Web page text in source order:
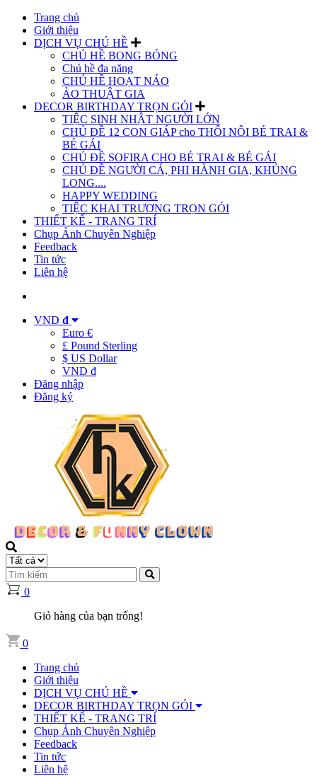
Trang chủ
Giới thiệu
DỊCH VỤ CHÚ HỀ
CHÚ HỀ BONG BÓNG
Chú hề đa năng
CHÚ HỀ HOẠT NÁO
ẢO THUẬT GIA
DECOR BIRTHDAY TRỌN GÓI
TIỆC SINH NHẬT NGƯỜI LỚN
CHỦ ĐỀ 12 CON GIÁP cho THÔI NÔI BÉ TRAI &
BÉ GÁI
CHỦ ĐỀ SOFIRA CHO BÉ TRAI & BÉ GÁI
CHỦ ĐỀ NGƯỜI CÁ, PHI HÀNH GIA, KHỦNG
LONG....
HAPPY WEDDING
TIỆC KHAI TRƯƠNG TRỌN GÓI
THIẾT KẾ - TRANG TRÍ
Chụp Ảnh Chuyên Nghiệp
Feedback
Tin tức
Liên hệ
VND đ
Euro €
£ Pound Sterling
$ US Dollar
VND đ
Đăng nhập
Đăng ký
0
Giỏ hàng của bạn trống!
0
Trang chủ
Giới thiệu
DỊCH VỤ CHÚ HỀ
DECOR BIRTHDAY TRỌN GÓI
THIẾT KẾ - TRANG TRÍ
Chụp Ảnh Chuyên Nghiệp
Feedback
Tin tức
Liên hệ